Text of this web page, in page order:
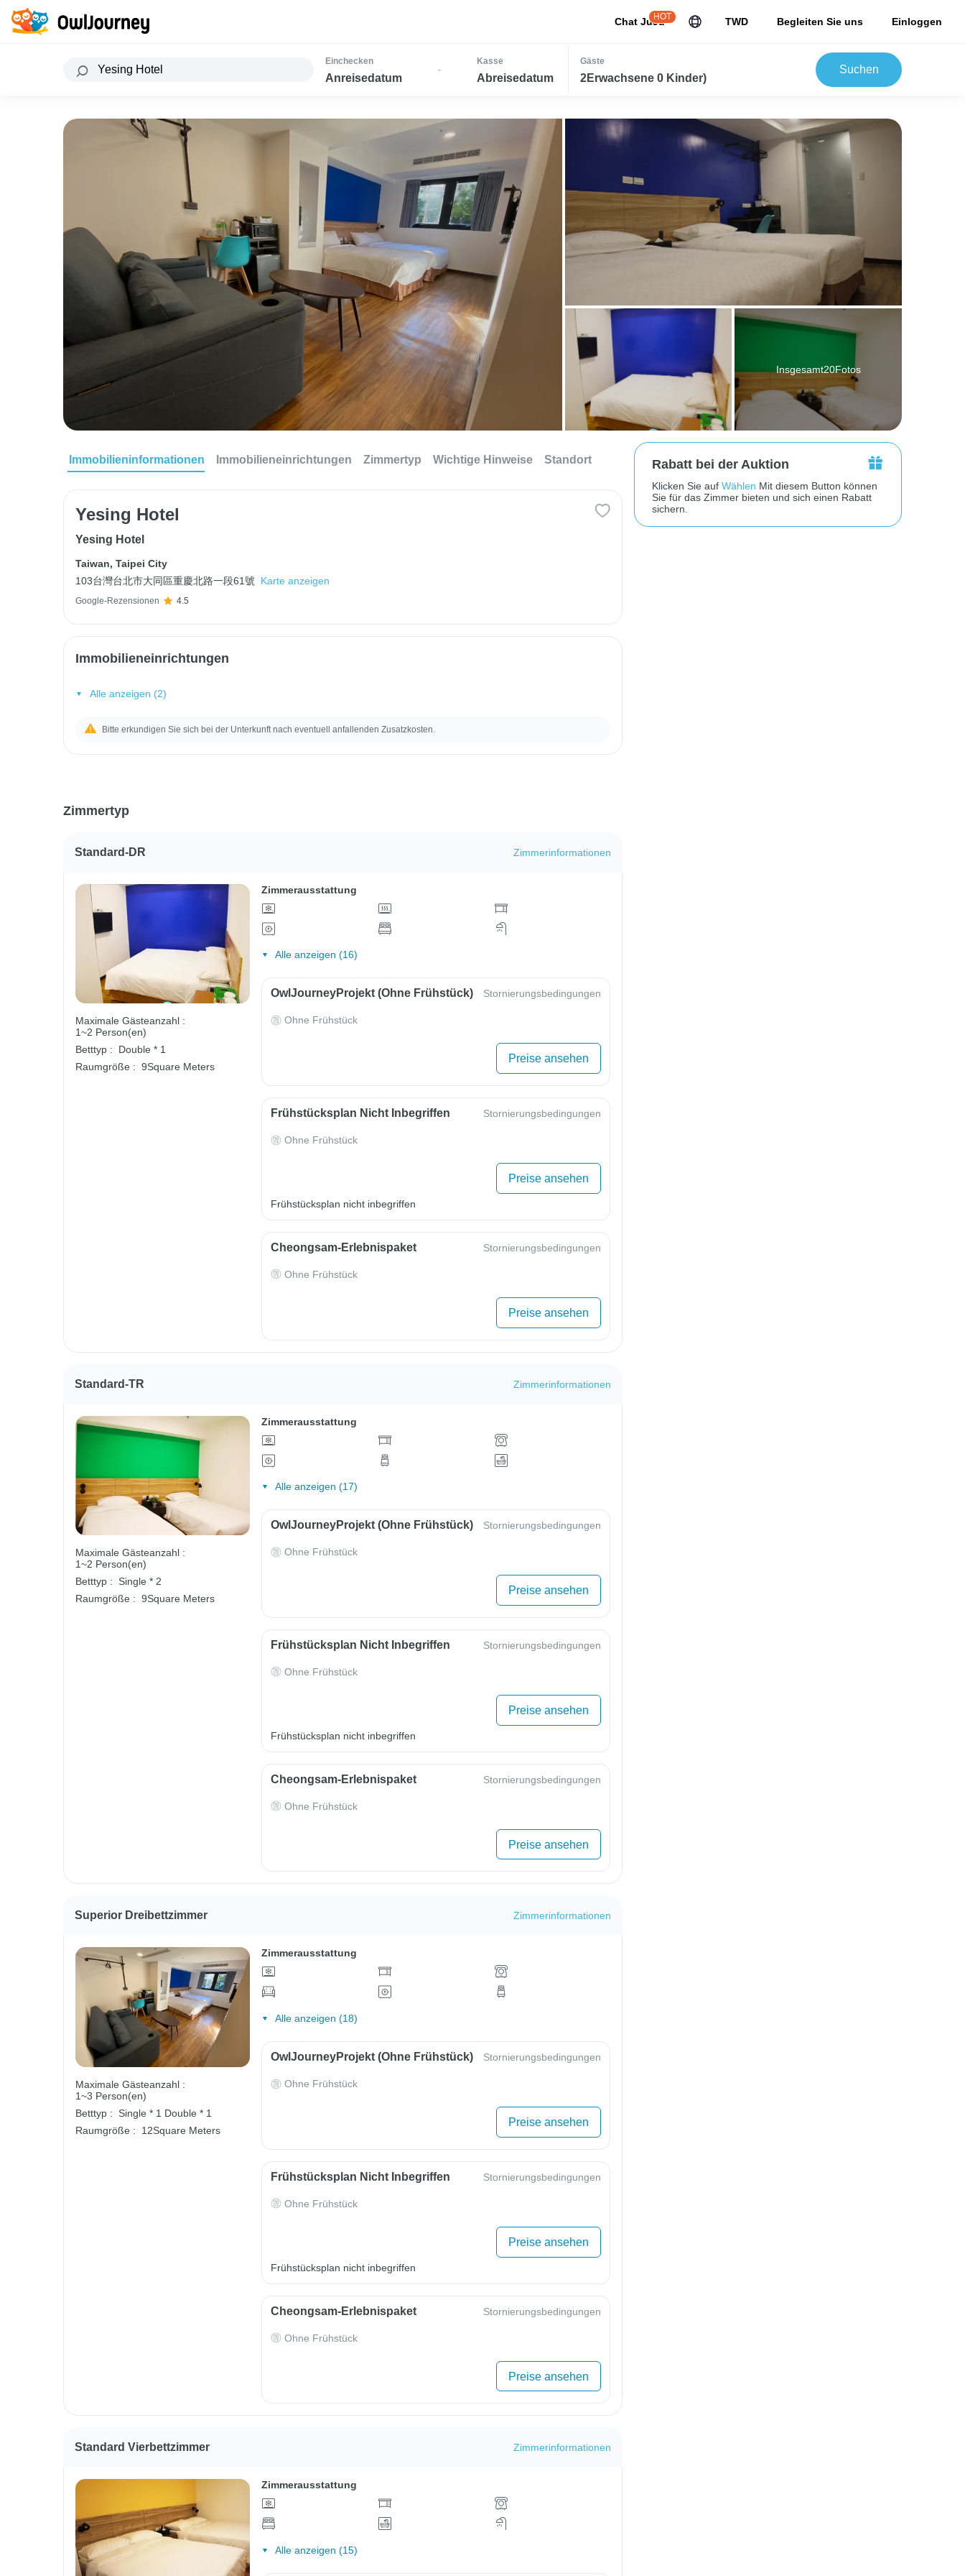
Chat JuJu
HOT TWD Begleiten Sie uns Einloggen
Einchecken
Anreisedatum
-
Kasse
Abreisedatum
Gäste
2Erwachsene 0 Kinder)
Suchen
Insgesamt20Fotos
Immobilieninformationen Immobilieneinrichtungen Zimmertyp Wichtige Hinweise Standort
Yesing Hotel
Yesing Hotel
Taiwan, Taipei City
103台灣台北市大同區重慶北路一段61號
Karte anzeigen
Google-Rezensionen 4.5
Immobilieneinrichtungen
Alle anzeigen (2)
Bitte erkundigen Sie sich bei der Unterkunft nach eventuell anfallenden Zusatzkosten.
Zimmertyp
Standard-DR Zimmerinformationen
Maximale Gästeanzahl :
1~2 Person(en)
Betttyp :
Double * 1
Raumgröße : 9Square Meters
Zimmerausstattung
Alle anzeigen (16)
OwlJourneyProjekt (ohne Frühstück) Stornierungsbedingungen
Ohne Frühstück
Preise ansehen
Frühstücksplan Nicht Inbegriffen Stornierungsbedingungen
Ohne Frühstück
Preise ansehen
Frühstücksplan nicht inbegriffen
Cheongsam-Erlebnispaket Stornierungsbedingungen
Ohne Frühstück
Preise ansehen
Standard-TR Zimmerinformationen
Maximale Gästeanzahl :
1~2 Person(en)
Betttyp :
Single * 2
Raumgröße : 9Square Meters
Zimmerausstattung
Alle anzeigen (17)
OwlJourneyProjekt (ohne Frühstück) Stornierungsbedingungen
Ohne Frühstück
Preise ansehen
Frühstücksplan Nicht Inbegriffen Stornierungsbedingungen
Ohne Frühstück
Preise ansehen
Frühstücksplan nicht inbegriffen
Cheongsam-Erlebnispaket Stornierungsbedingungen
Ohne Frühstück
Preise ansehen
Superior Dreibettzimmer Zimmerinformationen
Maximale Gästeanzahl :
1~3 Person(en)
Betttyp :
Single * 1 Double * 1
Raumgröße :
12Square Meters
Zimmerausstattung
Alle anzeigen (18)
OwlJourneyProjekt (ohne Frühstück) Stornierungsbedingungen
Ohne Frühstück
Preise ansehen
Frühstücksplan Nicht Inbegriffen Stornierungsbedingungen
Ohne Frühstück
Preise ansehen
Frühstücksplan nicht inbegriffen
Cheongsam-Erlebnispaket Stornierungsbedingungen
Ohne Frühstück
Preise ansehen
Standard Vierbettzimmer Zimmerinformationen
Zimmerausstattung
Alle anzeigen (15)
Rabatt bei der Auktion
Klicken Sie aufWählen Mit diesem Button können
Sie für das Zimmer bieten und sich einen Rabatt
sichern.